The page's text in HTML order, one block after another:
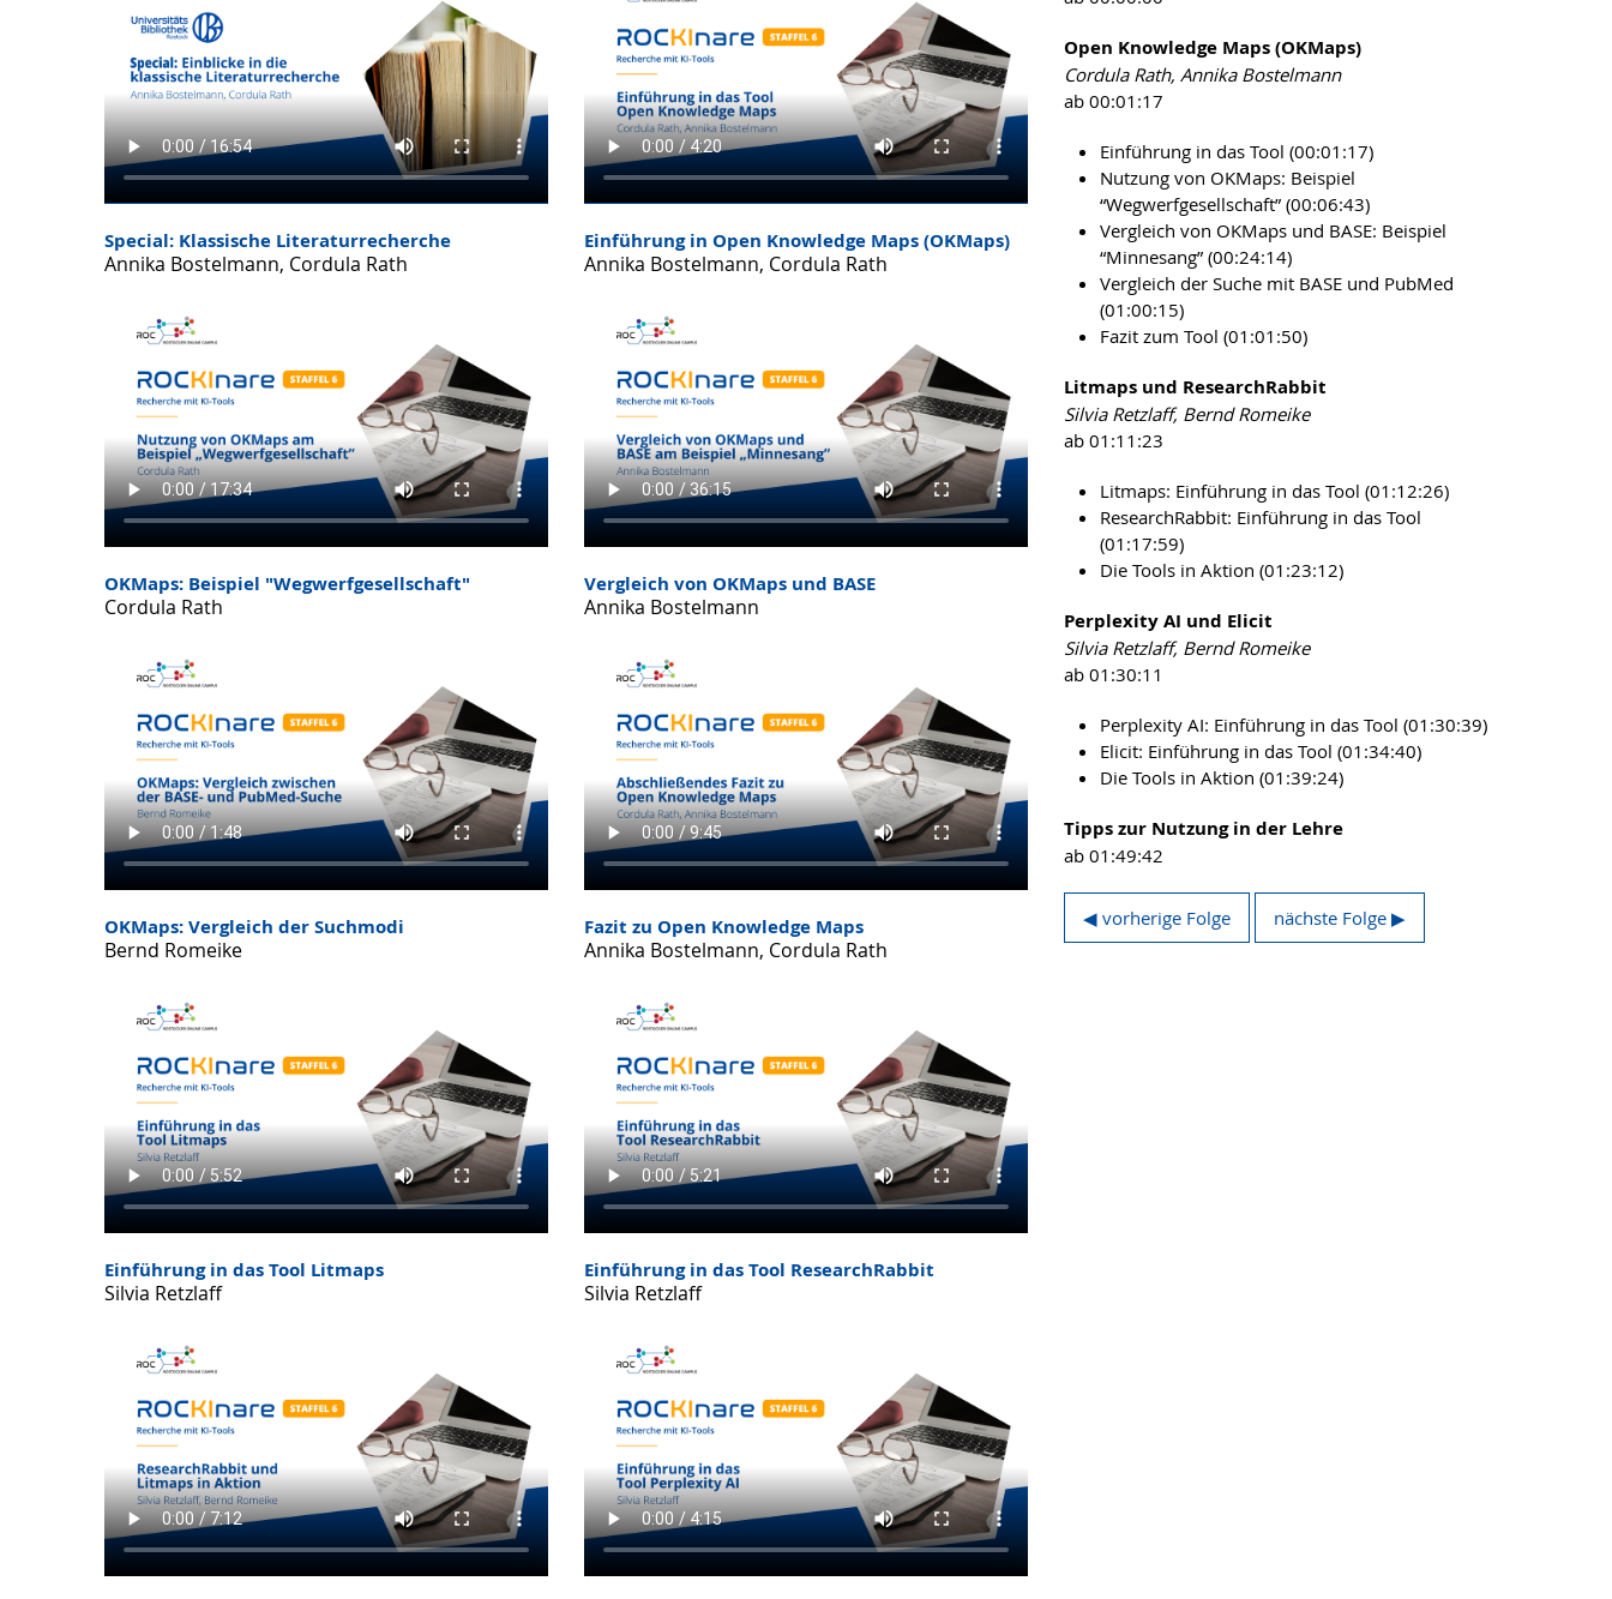
Special: Klassische Literaturrecherche
Annika Bostelmann, Cordula Rath
OKMaps: Beispiel "Wegwerfgesellschaft"
Cordula Rath
OKMaps: Vergleich der Suchmodi
Bernd Romeike
Einführung in das Tool Litmaps
Silvia Retzlaff
Einführung in Open Knowledge Maps (OKMaps)
Annika Bostelmann, Cordula Rath
Vergleich von OKMaps und BASE
Annika Bostelmann
Fazit zu Open Knowledge Maps
Annika Bostelmann, Cordula Rath
Einführung in das Tool ResearchRabbit
Silvia Retzlaff
Open Knowledge Maps (OKMaps)
Cordula Rath, Annika Bostelmann
ab 00:01:17
Einführung in das Tool (00:01:17)
Nutzung von OKMaps: Beispiel
“Wegwerfgesellschaft” (00:06:43)
Vergleich von OKMaps und BASE: Beispiel
“Minnesang” (00:24:14)
Vergleich der Suche mit BASE und PubMed
(01:00:15)
Fazit zum Tool (01:01:50)
Litmaps und ResearchRabbit
Silvia Retzlaff, Bernd Romeike
ab 01:11:23
Litmaps: Einführung in das Tool (01:12:26)
ResearchRabbit: Einführung in das Tool
(01:17:59)
Die Tools in Aktion (01:23:12)
Perplexity AI und Elicit
Silvia Retzlaff, Bernd Romeike
ab 01:30:11
Perplexity AI: Einführung in das Tool (01:30:39)
Elicit: Einführung in das Tool (01:34:40)
Die Tools in Aktion (01:39:24)
Tipps zur Nutzung in der Lehre
ab 01:49:42
◀ vorherige Folge nächste Folge ▶